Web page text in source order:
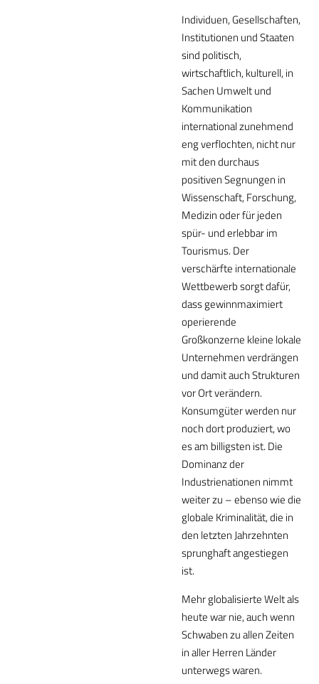
Individuen, Gesellschaften,
Institutionen und Staaten
sind politisch,
wirtschaftlich, kulturell, in
Sachen Umwelt und
Kommunikation
international zunehmend
eng verflochten, nicht nur
mit den durchaus
positiven Segnungen in
Wissenschaft, Forschung,
Medizin oder für jeden
spür- und erlebbar im
Tourismus. Der
verschärfte internationale
Wettbewerb sorgt dafür,
dass gewinnmaximiert
operierende
Großkonzerne kleine lokale
Unternehmen verdrängen
und damit auch Strukturen
vor Ort verändern.
Konsumgüter werden nur
noch dort produziert, wo
es am billigsten ist. Die
Dominanz der
Industrienationen nimmt
weiter zu – ebenso wie die
globale Kriminalität, die in
den letzten Jahrzehnten
sprunghaft angestiegen
ist.
Mehr globalisierte Welt als
heute war nie, auch wenn
Schwaben zu allen Zeiten
in aller Herren Länder
unterwegs waren.